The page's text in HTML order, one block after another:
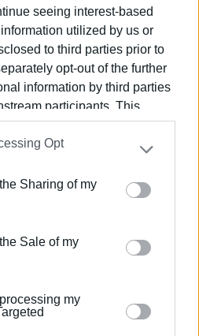
seeing interest-based
utilized by us or
to third parties prior to
opt-out of the further
information by third parties
participants. This
disclosed by us to third parties
Participants
that may
third parties.
app uses one or more
gather and store information
to grant or deny consent to
tags to use your data for
Opt
Sharing of my
Sale of my
my
5 & Άβλιχου, Αργοστόλι
να επικοινωνούν από
στοmail@kesy.kef.sch.gr
επικοινωνίας και το θέμα.
ταχυδρομείου,
Λύκειο φοίτησης,